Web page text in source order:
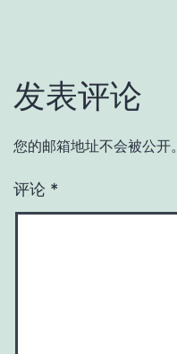
发表评论
您的邮箱地址不会被公开。
评论 *